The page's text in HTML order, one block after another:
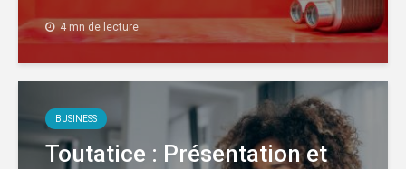
4 mn de lecture
BUSINESS
Toutatice : Présentation et